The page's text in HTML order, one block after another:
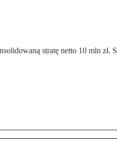
stratę netto 10 mln zł.